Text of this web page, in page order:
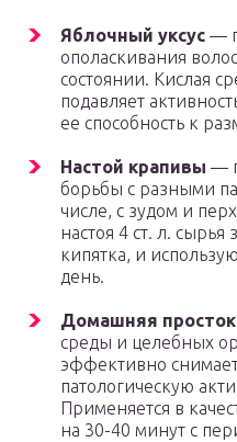
Яблочный уксус —
ополаскивания
состоянии. Кислая
подавляет
ее способность к
Настой крапивы —
борьбы с разными
числе, с зудом и
настоя 4 ст. л.
кипятка, и
день.
Домашняя
среды и целебных
эффективно
патологическую
Применяется в
на 30-40 минут с